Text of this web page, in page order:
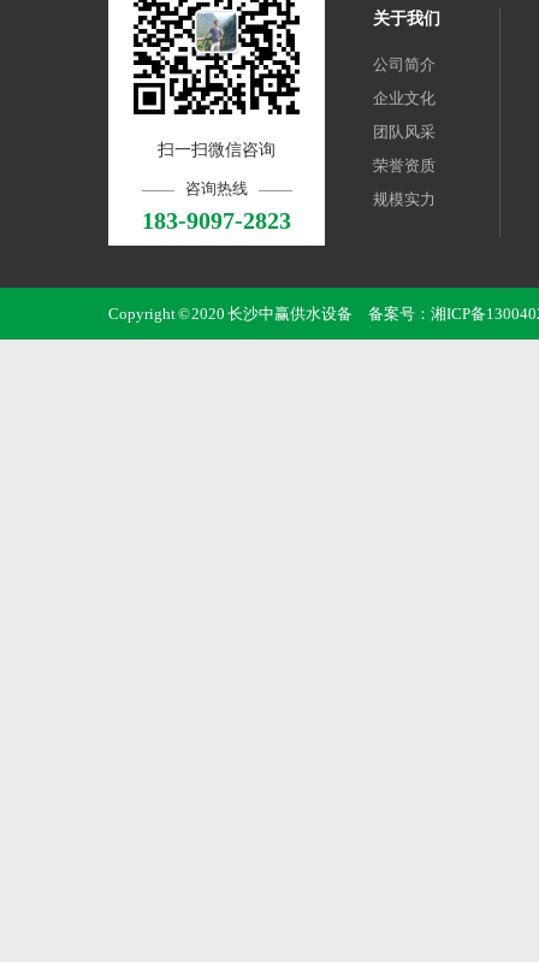
扫一扫微信咨询
咨询热线
183-9097-2823
关于我们
公司简介
企业文化
团队风采
荣誉资质
规模实力
Copyright © 2020 长沙中赢供水设备 备案号： 湘ICP备